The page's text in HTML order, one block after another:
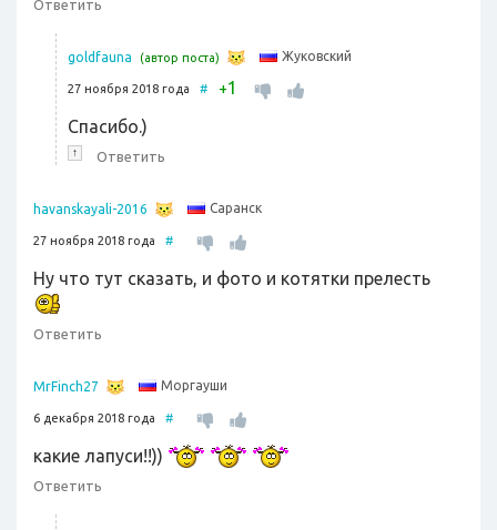
Ответить
goldfauna (автор поста) Жуковский
27 ноября 2018 года # +1
Спасибо.)
↑ Ответить
havanskayali-2016 Саранск
27 ноября 2018 года #
Ну что тут сказать, и фото и котятки прелесть
Ответить
MrFinch27 Моргауши
6 декабря 2018 года #
какие лапуси!!))
Ответить